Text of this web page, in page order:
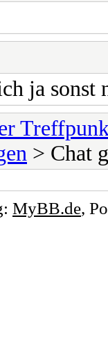
ja sonst
> Chat
MyBB.de,